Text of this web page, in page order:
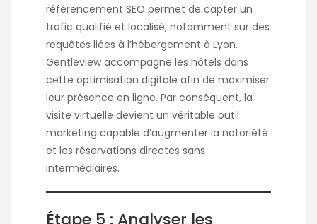
référencement SEO permet de capter un
trafic qualifié et localisé, notamment sur des
requêtes liées à l’hébergement à Lyon.
Gentleview accompagne les hôtels dans
cette optimisation digitale afin de maximiser
leur présence en ligne. Par conséquent, la
visite virtuelle devient un véritable outil
marketing capable d’augmenter la notoriété
et les réservations directes sans
intermédiaires.